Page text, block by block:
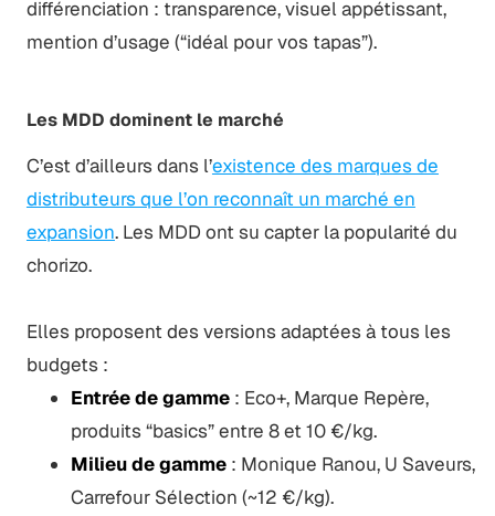
différenciation : transparence, visuel appétissant,
mention d’usage (“idéal pour vos tapas”).
Les MDD dominent le marché
C’est d’ailleurs dans l’existence des marques de
distributeurs que l’on reconnaît un marché en
expansion. Les MDD ont su capter la popularité du
chorizo.
Elles proposent des versions adaptées à tous les
budgets :
Entrée de gamme: Eco+, Marque Repère,
produits “basics” entre 8 et 10 €/kg.
Milieu de gamme: Monique Ranou, U Saveurs,
Carrefour Sélection (~12 €/kg).